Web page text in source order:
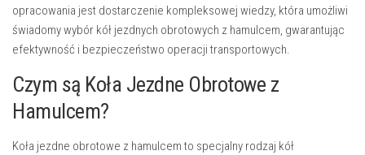
opracowania jest dostarczenie kompleksowej wiedzy, która umożliwi
świadomy wybór kół jezdnych obrotowych z hamulcem, gwarantując
efektywność i bezpieczeństwo operacji transportowych.
Czym są Koła Jezdne Obrotowe z
Hamulcem?
Koła jezdne obrotowe z hamulcem to specjalny rodzaj kół